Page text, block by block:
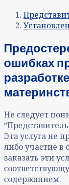
ошибках
Не следует
Эта услуга не
либо участие в
заказать эти
содержанием.